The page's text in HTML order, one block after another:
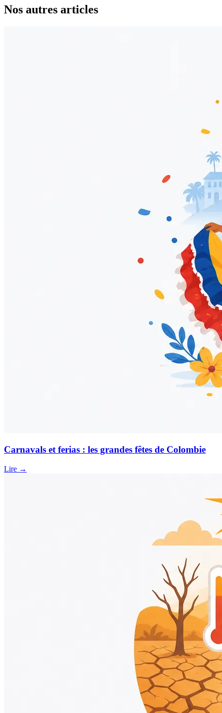
Nos autres articles
Carnavals et ferias : les grandes fêtes de Colombie
Lire →